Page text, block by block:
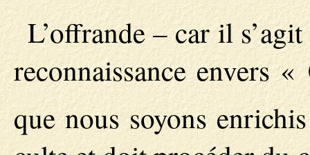
L’offrande – car il
reconnaissance envers
que nous soyons